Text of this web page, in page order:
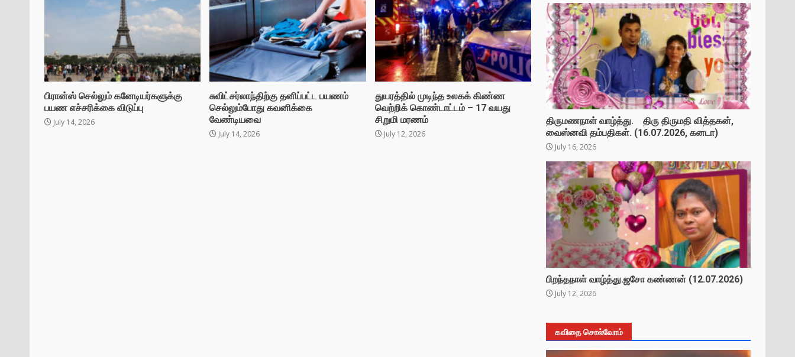
பிரான்ஸ் செல்லும் கனேடியர்களுக்கு
பயண எச்சரிக்கை விடுப்பு
July 14, 2026
சுவிட்சர்லாந்திற்கு தனிப்பட்ட பயணம்
செல்லும்போது கவனிக்கை
வேண்டியவை
July 14, 2026
துயரத்தில் முடிந்த உலகக் கிண்ண
வெற்றிக் கொண்டாட்டம் – 17 வயது
சிறுமி மரணம்
July 12, 2026
திருமணநாள் வாழ்த்து. திரு திருமதி வித்தகன்,
வைஸ்னவி தம்பதிகள். (16.07.2026, கனடா)
July 16, 2026
பிறந்தநாள் வாழ்த்து.ஜசோ கண்ணன் (12.07.2026)
July 12, 2026
கவிதை சொல்வோம்